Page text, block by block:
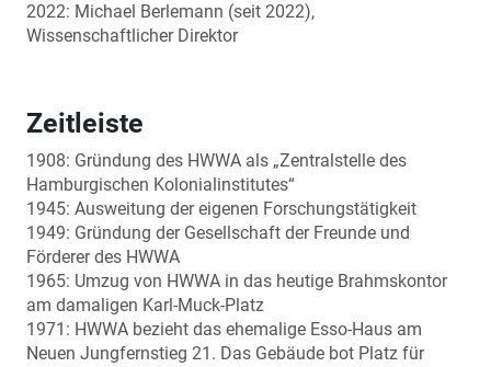
2022: Michael Berlemann (seit 2022),
Wissenschaftlicher Direktor
Zeitleiste
1908: Gründung des HWWA als „Zentralstelle des
Hamburgischen Kolonialinstitutes“
1945: Ausweitung der eigenen Forschungstätigkeit
1949: Gründung der Gesellschaft der Freunde und
Förderer des HWWA
1965: Umzug von HWWA in das heutige Brahmskontor
am damaligen Karl-Muck-Platz
1971: HWWA bezieht das ehemalige Esso-Haus am
Neuen Jungfernstieg 21. Das Gebäude bot Platz für